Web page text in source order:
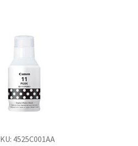
4525C001AA